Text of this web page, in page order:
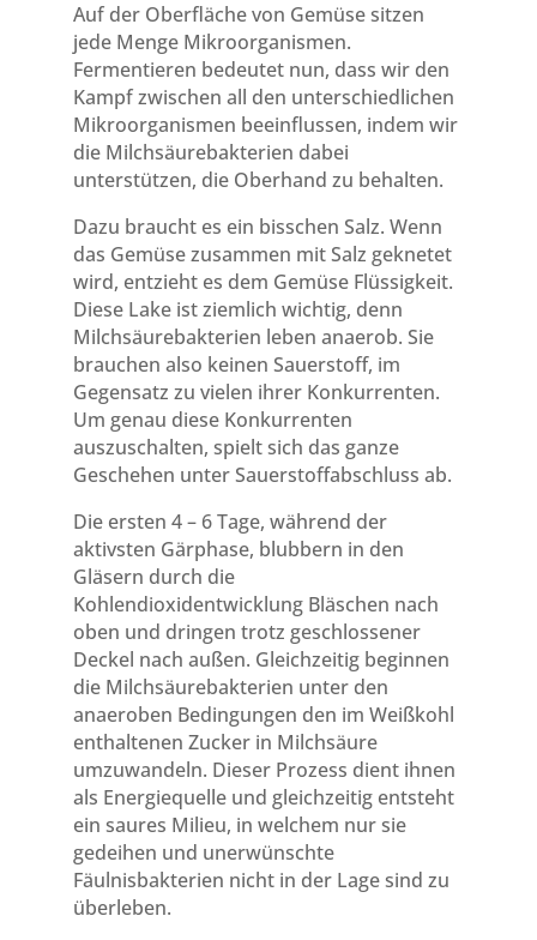
Auf der Oberfläche von Gemüse sitzen
jede Menge Mikroorganismen.
Fermentieren bedeutet nun, dass wir den
Kampf zwischen all den unterschiedlichen
Mikroorganismen beeinflussen, indem wir
die Milchsäurebakterien dabei
unterstützen, die Oberhand zu behalten.
Dazu braucht es ein bisschen Salz. Wenn
das Gemüse zusammen mit Salz geknetet
wird, entzieht es dem Gemüse Flüssigkeit.
Diese Lake ist ziemlich wichtig, denn
Milchsäurebakterien leben anaerob. Sie
brauchen also keinen Sauerstoff, im
Gegensatz zu vielen ihrer Konkurrenten.
Um genau diese Konkurrenten
auszuschalten, spielt sich das ganze
Geschehen unter Sauerstoffabschluss ab.
Die ersten 4 – 6 Tage, während der
aktivsten Gärphase, blubbern in den
Gläsern durch die
Kohlendioxidentwicklung Bläschen nach
oben und dringen trotz geschlossener
Deckel nach außen. Gleichzeitig beginnen
die Milchsäurebakterien unter den
anaeroben Bedingungen den im Weißkohl
enthaltenen Zucker in Milchsäure
umzuwandeln. Dieser Prozess dient ihnen
als Energiequelle und gleichzeitig entsteht
ein saures Milieu, in welchem nur sie
gedeihen und unerwünschte
Fäulnisbakterien nicht in der Lage sind zu
überleben.